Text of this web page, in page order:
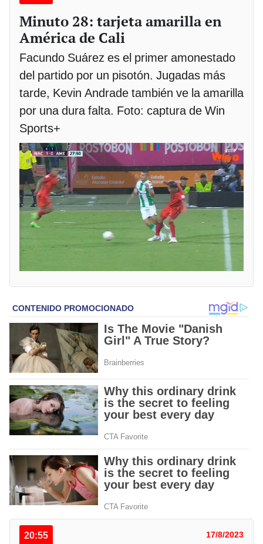
Minuto 28: tarjeta amarilla en
América de Cali
Facundo Suárez es el primer amonestado
del partido por un pisotón. Jugadas más
tarde, Kevin Andrade también ve la amarilla
por una dura falta. Foto: captura de Win
Sports+
20:55 17/8/2023